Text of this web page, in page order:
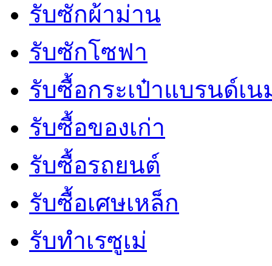
รับซักผ้าม่าน
รับซักโซฟา
รับซื้อกระเป๋าแบรนด์เน
รับซื้อของเก่า
รับซื้อรถยนต์
รับซื้อเศษเหล็ก
รับทำเรซูเม่